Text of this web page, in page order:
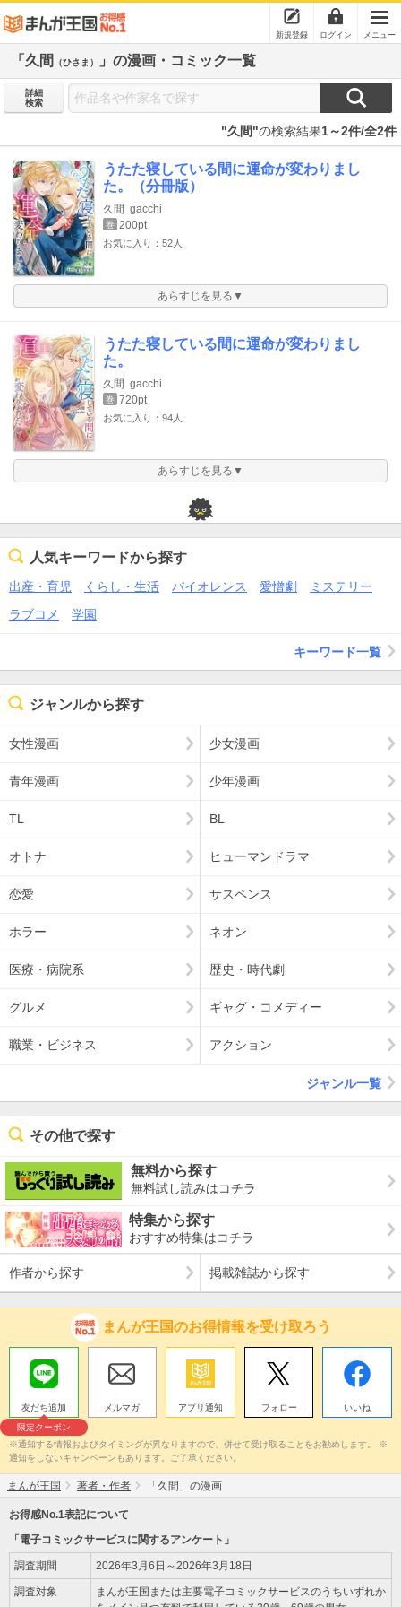
新規登録 ログイン メニュー
「久間 （ひさま） 」の漫画・コミック一覧
詳細
検索
"久間"の検索結果1～2件/全2件
うたた寝している間に運命が変わりまし
た。（分冊版）
久間 gacchi
巻 200pt
お気に入り：52人
あらすじを見る▼
うたた寝している間に運命が変わりまし
た。
久間 gacchi
巻 720pt
お気に入り：94人
あらすじを見る▼
人気キーワードから探す
出産・育児 くらし・生活 バイオレンス 愛憎劇
ミステリー
ラブコメ
学園
キーワード一覧
ジャンルから探す
女性漫画 少女漫画
青年漫画 少年漫画
TL BL
オトナ ヒューマンドラマ
恋愛 サスペンス
ホラー ネオン
医療・病院系 歴史・時代劇
グルメ ギャグ・コメディー
職業・ビジネス アクション
ジャンル一覧
その他で探す
無料から探す
無料試し読みはコチラ
特集から探す
おすすめ特集はコチラ
作者から探す 掲載雑誌から探す
まんが王国のお得情報を受け取ろう
友だち追加
限定クーポン
メルマガ アプリ通知 フォロー いいね
※通知する情報およびタイミングが異なりますので、併せて受け取ることをお勧めします。 ※
通知をしないキャンペーンもあります。ご了承ください。
まんが王国 著者・作者 「久間」の漫画
お得感No.1表記について
「電子コミックサービスに関するアンケート」
調査期間 2026年3月6日～2026年3月18日
調査対象
まんが王国または主要電子コミックサービスのうちいずれか